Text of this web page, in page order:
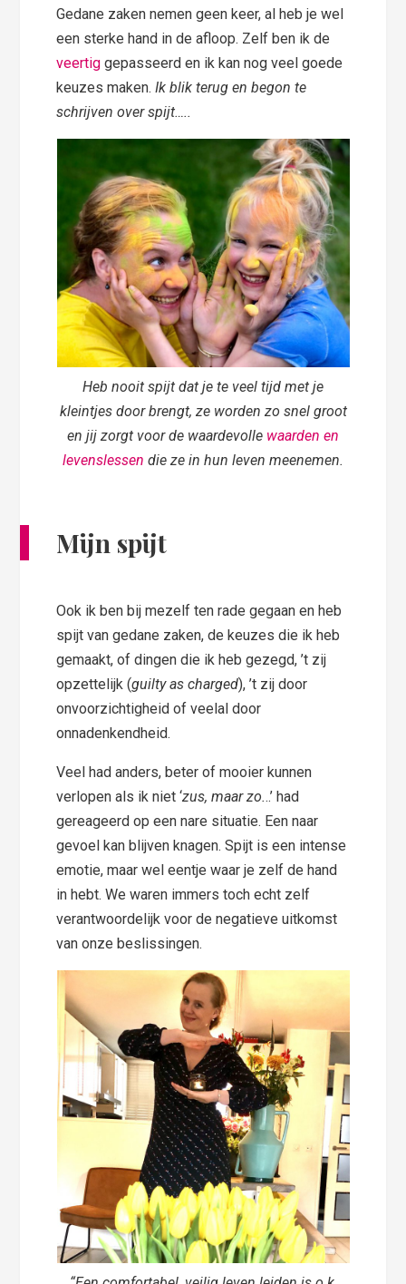
Gedane zaken nemen geen keer, al heb je wel
een sterke hand in de afloop. Zelf ben ik de
veertig gepasseerd en ik kan nog veel goede
keuzes maken.Ik blik terug en begon te
schrijven over spijt…..
Heb nooit spijt dat je te veel tijd met je
kleintjes door brengt, ze worden zo snel groot
en jij zorgt voor de waardevolle waarden en
levenslessen die ze in hun leven meenemen.
Mijn spijt
Ook ik ben bij mezelf ten rade gegaan en heb
spijt van gedane zaken, de keuzes die ik heb
gemaakt, of dingen die ik heb gezegd, ’t zij
opzettelijk (guilty as charged), ’t zij door
onvoorzichtigheid of veelal door
onnadenkendheid.
Veel had anders, beter of mooier kunnen
verlopen als ik niet ‘zus, maar zo...’ had
gereageerd op een nare situatie. Een naar
gevoel kan blijven knagen. Spijt is een intense
emotie, maar wel eentje waar je zelf de hand
in hebt. We waren immers toch echt zelf
verantwoordelijk voor de negatieve uitkomst
van onze beslissingen.